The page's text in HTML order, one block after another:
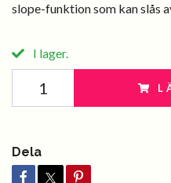
slope-funktion som kan slås
I lager.
Dela